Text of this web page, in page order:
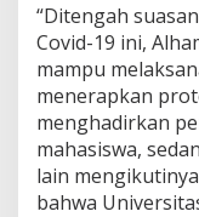
“Ditengah
Covid-19 ini,
mampu
menerapkan
menghadirkan
mahasiswa,
lain
bahwa